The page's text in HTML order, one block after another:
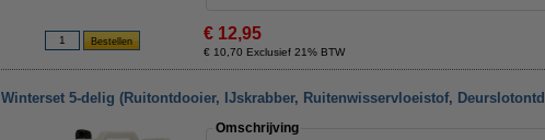
€ 12,95
€ 10,70 Exclusief 21% BTW
Winterset 5-delig (Ruitontdooier, IJskrabber, Ruitenwisservloeistof,
Omschrijving